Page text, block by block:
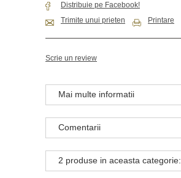
Distribuie pe Facebook!
Trimite unui prieten
Printare
Scrie un review
Mai multe informatii
Comentarii
2 produse in aceasta categorie: